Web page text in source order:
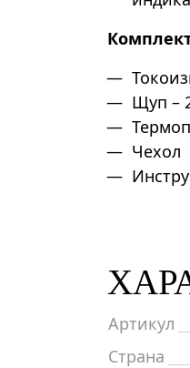
Щуп –
Чехол
Артикул
Страна